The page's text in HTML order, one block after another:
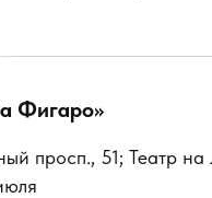
Фигаро»
просп., 51; Театр